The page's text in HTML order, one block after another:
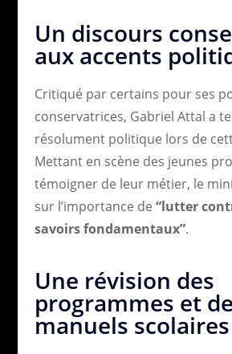
Un discours
aux accents
Critiqué par certains pour ses
conservatrices, Gabriel Attal a
résolument politique lors de
Mettant en scène des jeunes
témoigner de leur métier, le
sur l’importance de “lutter
savoirs fondamentaux”.
Une révision des
programmes et
manuels scolaires